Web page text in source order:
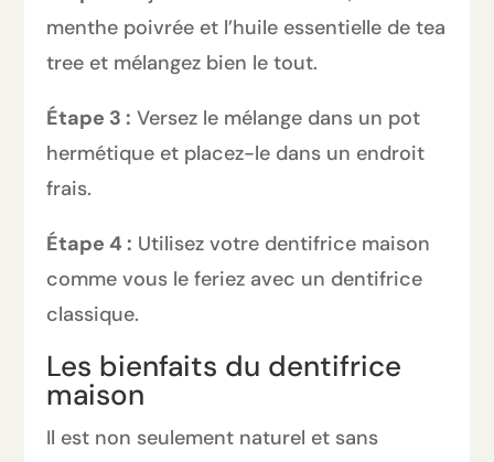
menthe poivrée et l’huile essentielle de tea
tree et mélangez bien le tout.
Étape 3 : Versez le mélange dans un pot
hermétique et placez-le dans un endroit
frais.
Étape 4 : Utilisez votre dentifrice maison
comme vous le feriez avec un dentifrice
classique.
Les bienfaits du dentifrice
maison
Il est non seulement naturel et sans